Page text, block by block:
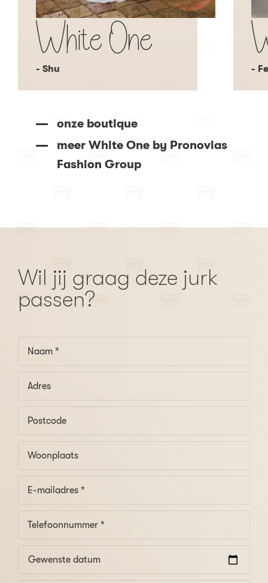
White One
- Shu -
onze boutique
meer White One by Pronovias
Fashion Group
Wil jij graag deze jurk
passen?
Gewenste datum